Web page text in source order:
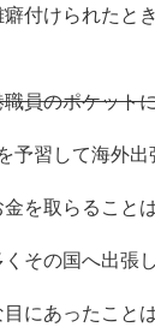
付けられたと
員のポケット
予習して海外
を取らること
その国へ出張
にあったこと